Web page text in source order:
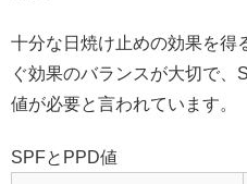
十分な日焼け止めの効果を得
ぐ効果のバランスが大切で
値が必要と言われています。
SPFとPPD値